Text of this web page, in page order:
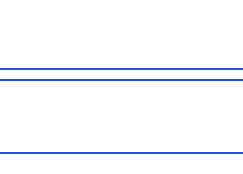
цены, стоит обращать
потребности и бюджет. Если